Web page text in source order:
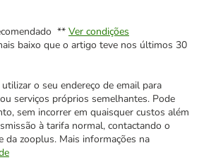
** Ver condições
baixo que o artigo teve nos últimos 30
o seu endereço de email para
serviços próprios semelhantes. Pode
sem incorrer em quaisquer custos além
à tarifa normal, contactando o
da zooplus. Mais informações na